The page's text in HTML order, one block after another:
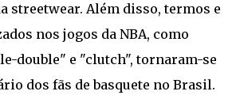
streetwear. Além disso, termos e
nos jogos da NBA, como
double" e "clutch", tornaram-se
dos fãs de basquete no Brasil.